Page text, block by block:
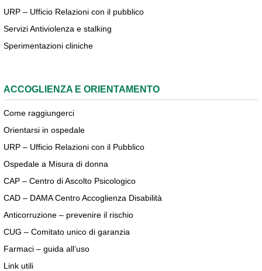
URP – Ufficio Relazioni con il pubblico
Servizi Antiviolenza e stalking
Sperimentazioni cliniche
ACCOGLIENZA E ORIENTAMENTO
Come raggiungerci
Orientarsi in ospedale
URP – Ufficio Relazioni con il Pubblico
Ospedale a Misura di donna
CAP – Centro di Ascolto Psicologico
CAD – DAMA Centro Accoglienza Disabilità
Anticorruzione – prevenire il rischio
CUG – Comitato unico di garanzia
Farmaci – guida all’uso
Link utili